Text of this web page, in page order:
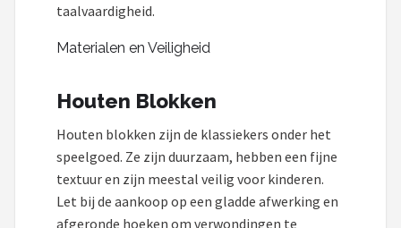
taalvaardigheid.
Materialen en Veiligheid
Houten Blokken
Houten blokken zijn de klassiekers onder het
speelgoed. Ze zijn duurzaam, hebben een fijne
textuur en zijn meestal veilig voor kinderen.
Let bij de aankoop op een gladde afwerking en
afgeronde hoeken om verwondingen te